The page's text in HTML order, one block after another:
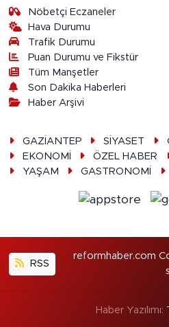
Nöbetçi Eczaneler
Hava Durumu
Trafik Durumu
Puan Durumu ve Fikstür
Tüm Manşetler
Son Dakika Haberleri
Haber Arşivi
GAZİANTEP SİYASET
EKONOMİ
ÖZEL HABER
YAŞAM
GASTRONOMİ
RSS
reformhaber.com
Haber Yazılımı: